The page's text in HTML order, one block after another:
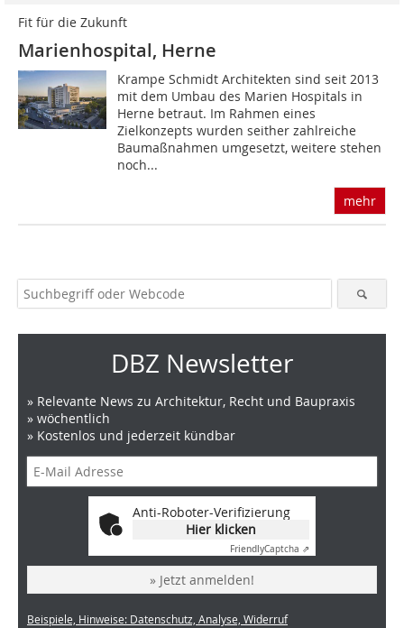
Fit für die Zukunft
Marienhospital, Herne
Krampe Schmidt Architekten sind seit 2013
mit dem Umbau des Marien Hospitals in
Herne betraut. Im Rahmen eines
Zielkonzepts wurden seither zahlreiche
Baumaßnahmen umgesetzt, weitere stehen
noch...
mehr
DBZ Newsletter
» Relevante News zu Architektur, Recht und Baupraxis
» wöchentlich
» Kostenlos und jederzeit kündbar
Anti-Roboter-Verifizierung
Hier klicken
FriendlyCaptcha ⇗
» Jetzt anmelden!
Beispiele, Hinweise: Datenschutz, Analyse, Widerruf